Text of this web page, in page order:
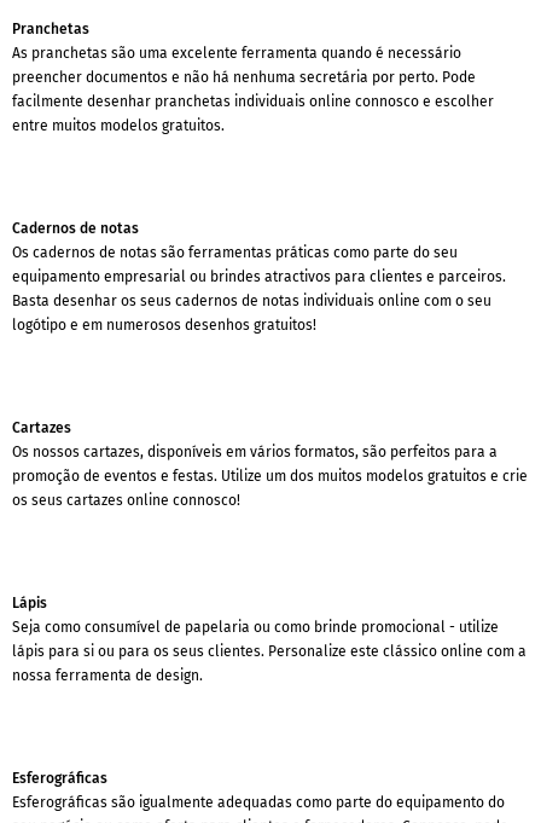
Pranchetas
As pranchetas são uma excelente ferramenta quando é necessário
preencher documentos e não há nenhuma secretária por perto. Pode
facilmente desenhar pranchetas individuais online connosco e escolher
entre muitos modelos gratuitos.
Cadernos de notas
Os cadernos de notas são ferramentas práticas como parte do seu
equipamento empresarial ou brindes atractivos para clientes e parceiros.
Basta desenhar os seus cadernos de notas individuais online com o seu
logótipo e em numerosos desenhos gratuitos!
Cartazes
Os nossos cartazes, disponíveis em vários formatos, são perfeitos para a
promoção de eventos e festas. Utilize um dos muitos modelos gratuitos e crie
os seus cartazes online connosco!
Lápis
Seja como consumível de papelaria ou como brinde promocional - utilize
lápis para si ou para os seus clientes. Personalize este clássico online com a
nossa ferramenta de design.
Esferográficas
Esferográficas são igualmente adequadas como parte do equipamento do